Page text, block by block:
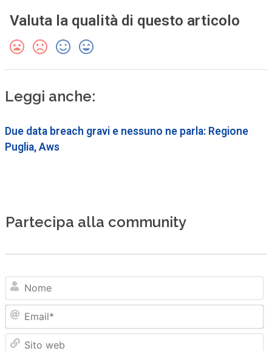
Valuta la qualità di questo articolo
Leggi anche:
Due data breach gravi e nessuno ne parla: Regione
Puglia, Aws
Partecipa alla community